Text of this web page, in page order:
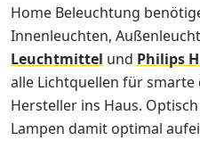
Home Beleuchtung
Innenleuchten,
Leuchtmittel und Philips
alle Lichtquellen für
Hersteller ins Haus.
Lampen damit optimal